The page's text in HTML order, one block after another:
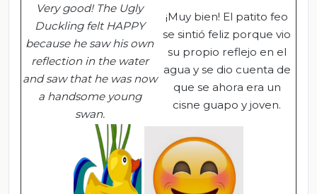
Very good! The Ugly
Duckling felt HAPPY
because he saw his own
reflection in the water
and saw that he was now
a handsome young
swan.
¡Muy bien! El patito feo
se sintió feliz porque vio
su propio reflejo en el
agua y se dio cuenta de
que se ahora era un
cisne guapo y joven.